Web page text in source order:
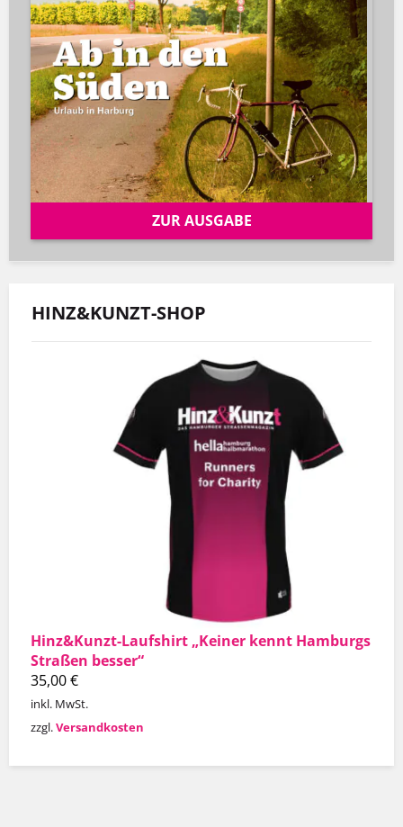
ZUR AUSGABE
HINZ&KUNZT-SHOP
Hinz&Kunzt-Laufshirt „Keiner kennt Hamburgs
Straßen besser“
35,00€
inkl. MwSt.
zzgl.Versandkosten